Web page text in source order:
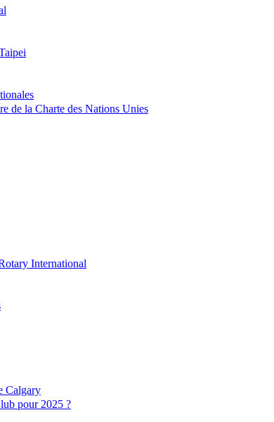
de la Charte des Nations Unies
International
Calgary
pour 2025 ?